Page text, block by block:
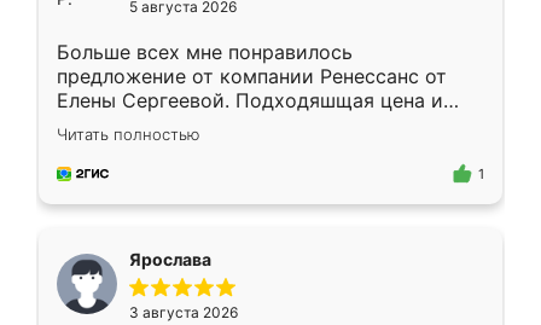
5 августа 2026
Больше всех мне понравилось
предложение от компании Ренессанс от
Елены Сергеевой. Подходяшщая цена и
короткие сроки изготовления. Приехавший
для замера сотрудник Владислав
предложил по моему эскизу самый
Читать полностью
1
Ярослава
3 августа 2026